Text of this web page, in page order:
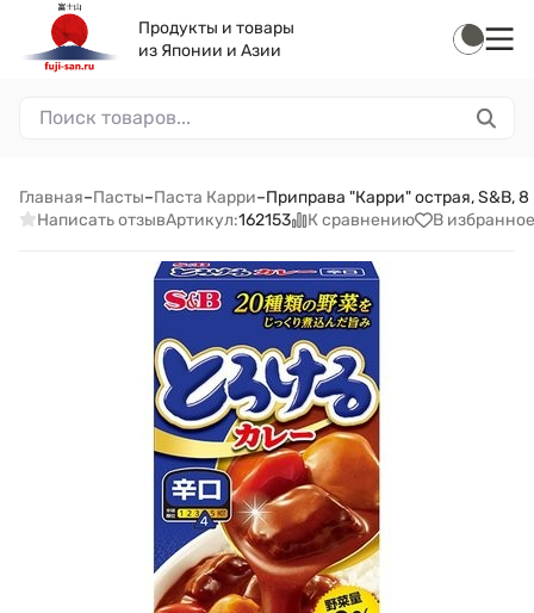
Продукты и товары
из Японии и Азии
Главная–Пасты–Паста Карри–Приправа "Карри" острая, S&B,
Написать отзывАртикул:162153 К сравнению В избранное